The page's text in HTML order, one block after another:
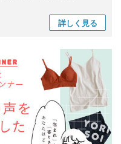
詳しく 見る